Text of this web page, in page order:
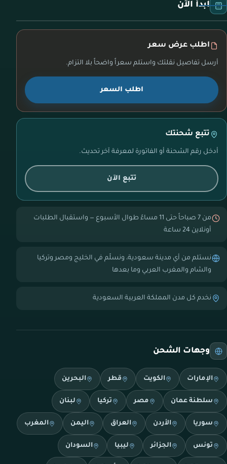
ابدأ الآن
اطلب عرض سعر
أرسل تفاصيل نقلتك واستلم سعراً واضحاً بلا التزام.
اطلب السعر
تتبع شحنتك
أدخل رقم الشحنة أو الفاتورة لمعرفة آخر تحديث.
تتبع الآن
من 7 صباحاً حتى 11 مساءً طوال الأسبوع — واستقبال الطلبات
أونلاين 24 ساعة
نستلم من أي مدينة سعودية، ونسلّم في الخليج ومصر وتركيا
والشام والمغرب العربي وما بعدها
نخدم كل مدن المملكة العربية السعودية
وجهات الشحن
الإمارات الكويت قطر البحرين
سلطنة عمان مصر تركيا لبنان
سوريا الأردن العراق اليمن المغرب
تونس الجزائر ليبيا السودان